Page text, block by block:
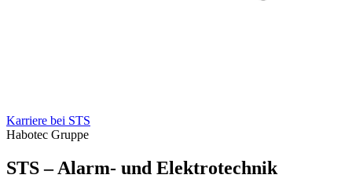
Karriere bei STS
Habotec Gruppe
STS – Alarm- und Elektrotechnik